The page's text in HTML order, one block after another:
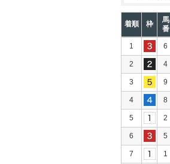
着順 枠
馬
番
1 6
2 4
3 9
4 8
5 2
6 5
7 1